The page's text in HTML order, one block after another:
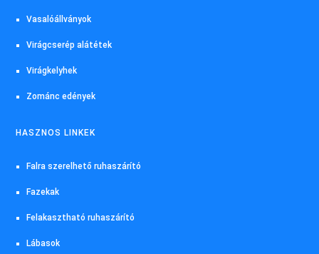
Vasalóállványok
Virágcserép alátétek
Virágkelyhek
Zománc edények
HASZNOS LINKEK
Falra szerelhető ruhaszárító
Fazekak
Felakasztható ruhaszárító
Lábasok